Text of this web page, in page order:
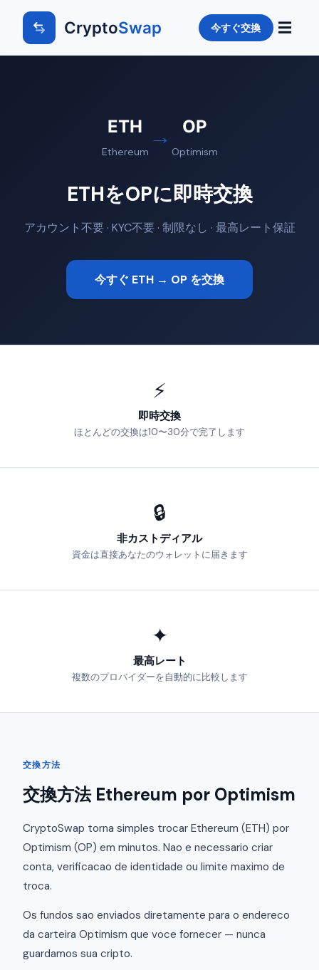
CryptoSwap 今すぐ交換 ☰
ETH
Ethereum
→ OP
Optimism
ETHをOPに即時交換
アカウント不要 · KYC不要 · 制限なし · 最高レート保証
今すぐ ETH → OP を交換
⚡
即時交換
ほとんどの交換は10〜30分で完了します
🔒
非カストディアル
資金は直接あなたのウォレットに届きます
✦
最高レート
複数のプロバイダーを自動的に比較します
交換方法
交換方法 Ethereum por Optimism
CryptoSwap torna simples trocar Ethereum (ETH) por
Optimism (OP) em minutos. Nao e necessario criar
conta, verificacao de identidade ou limite maximo de
troca.
Os fundos sao enviados diretamente para o endereco
da carteira Optimism que voce fornecer — nunca
guardamos sua cripto.